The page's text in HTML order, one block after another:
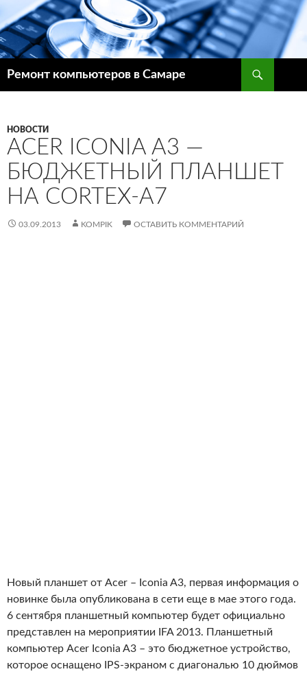
Ремонт компьютеров в Самаре
НОВОСТИ
ACER ICONIA A3 —
БЮДЖЕТНЫЙ ПЛАНШЕТ
НА CORTEX-A7
03.09.2013 KOMPIK ОСТАВИТЬ КОММЕНТАРИЙ
Новый планшет от Acer – Iconia A3, первая информация о
новинке была опубликована в сети еще в мае этого года.
6 сентября планшетный компьютер будет официально
представлен на мероприятии IFA 2013. Планшетный
компьютер Acer Iconia A3 – это бюджетное устройство,
которое оснащено IPS-экраном с диагональю 10 дюймов